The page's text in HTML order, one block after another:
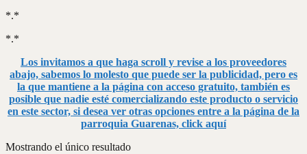
*.*
*.*
Los invitamos a que haga scroll y revise a los proveedores
abajo, sabemos lo molesto que puede ser la publicidad, pero es
la que mantiene a la página con acceso gratuito, también es
posible que nadie esté comercializando este producto o servicio
en este sector, si desea ver otras opciones entre a la página de la
parroquia Guarenas, click aquí
Mostrando el único resultado